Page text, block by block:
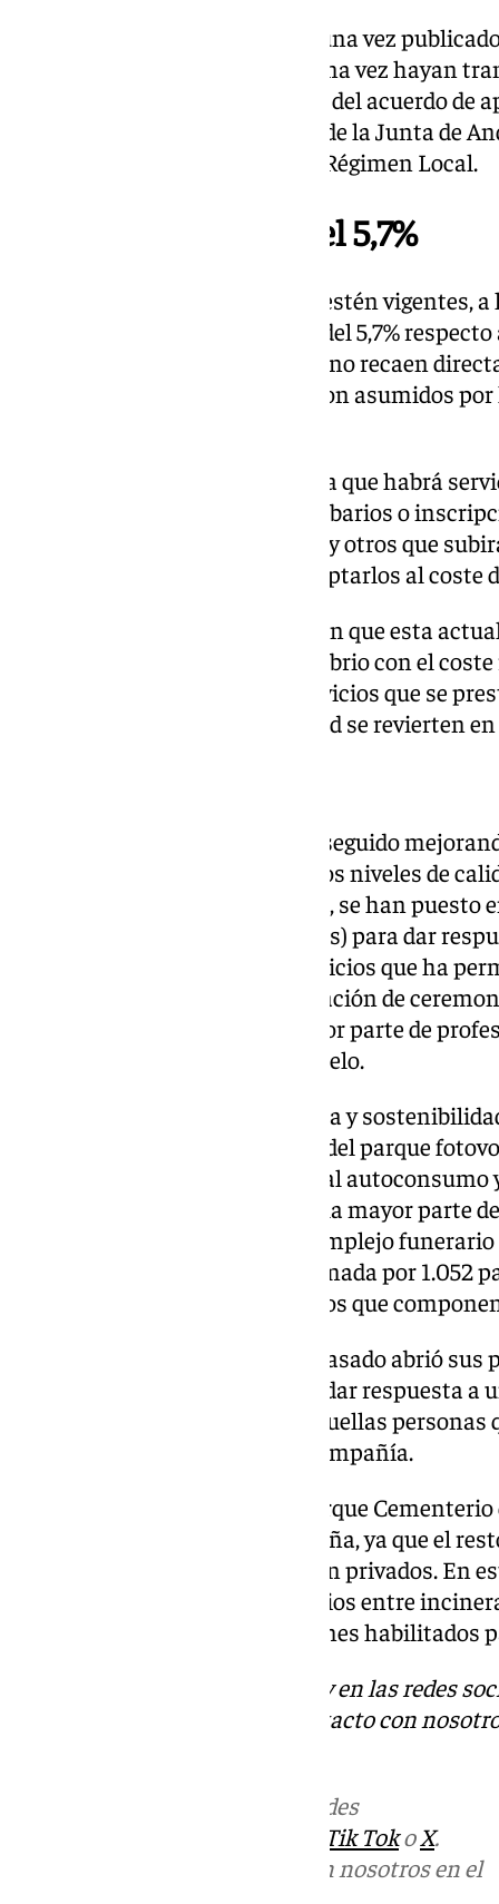
La ordenanza entrará en vigor una vez
Oficial de la Provincia (BOP) y una vez hayan
recepción de la copia o extracto del acuerdo
la Administración del Estado y de la Junta de
Ley Reguladora de las Bases de Régimen Local.
Incremento medio del 5,7%
Así, cuando los nuevos precios estén vigentes,
aplicará un incremento medio del 5,7%
2012, que de forma mayoritaria no recaen
porque el 80% de los servicios son asumidos
Este incremento medio conlleva que habrá
precios actuales (nichos, columbarios o
de enterramiento o panteones) y otros que
cremación y tanatorio para adaptarlos al
Desde el Ayuntamiento destacan que esta
necesidad de mantener el equilibrio con el
al día de las instalaciones y servicios que se
todos los beneficios de la entidad se revierten
Mientras tanto, Parcemasa ha seguido
instalaciones para garantizar los niveles de
esencial para la comunidad. Así, se han
(ya son 28 las que hay operativas) para dar
edificio de Coordinación de Servicios que ha
público, una sala para la celebración de
atención psicológica gratuita por parte de
traumas y el tratamiento del duelo.
Además, en materia de eficiencia y
servicio en septiembre de 2023 del parque
Gabriel (Parcemasa) destinado al
eléctrica suficiente para cubrir la mayor parte
dependencias y servicios del complejo
primera fase, la planta está formada por 1.052
de 38 de los 212 bloques de nichos que
Por otro lado, en junio del año pasado abrió
de animales de compañía para dar respuesta a
el ámbito público para todas aquellas
descanso de sus animales de compañía.
Ubicadas en una parcela del Parque
instalaciones pioneras en España, ya que el
existentes en otras ciudades son privados. En
actividad, ha prestado 82 servicios entre
depósito de cenizas en los jardines habilitados
Descubre más noticias de 101Tv en las redes
. Puedes ponerte en contacto con
en las redes
Tik TokoX.
Puedes ponerte en contacto con nosotros en el